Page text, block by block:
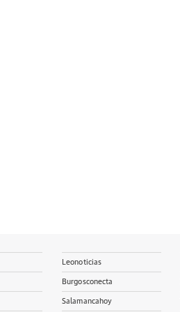
Leonoticias
Burgosconecta
Salamancahoy